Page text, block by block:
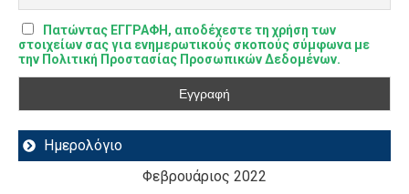
Πατώντας ΕΓΓΡΑΦΗ, αποδέχεστε τη χρήση των
στοιχείων σας για ενημερωτικούς σκοπούς σύμφωνα με
την Πολιτική Προστασίας Προσωπικών Δεδομένων.
Ημερολόγιο
Φεβρουάριος 2022